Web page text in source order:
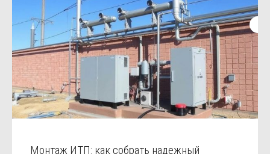
Монтаж ИТП: как собрать надежный